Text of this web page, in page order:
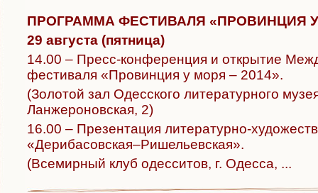
ПРОГРАММА ФЕСТИВАЛЯ «ПРОВИНЦИЯ У
29 августа (пятница)
14.00 – Пресс-конференция и открытие
фестиваля «Провинция у моря – 2014».
(Золотой зал Одесского литературного
Ланжероновская, 2)
16.00 – Презентация литературно-худо
«Дерибасовcкая–Ришельевская».
(Всемирный клуб одесситов, г. Одесса, ...